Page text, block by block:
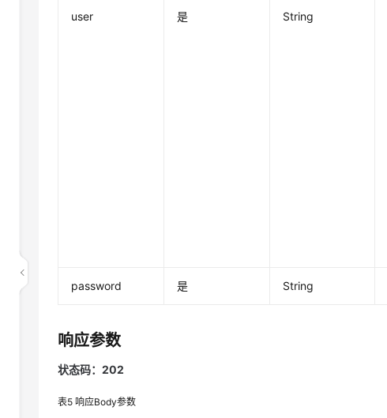
user 是 String
password 是 String
响应参数
状态码：202
表5响应Body参数